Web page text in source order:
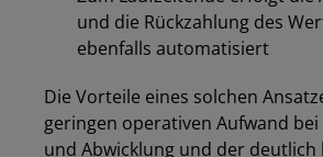
und die Rückzahlung des
ebenfalls automatisiert
Die Vorteile eines solchen
geringen operativen Aufwand
und Abwicklung und der deutlich